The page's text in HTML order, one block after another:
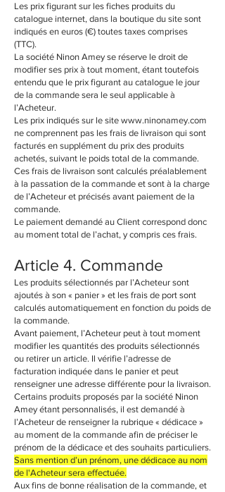
Les prix figurant sur les fiches produits du
catalogue internet, dans la boutique du site sont
indiqués en euros (€) toutes taxes comprises
(TTC).
La société Ninon Amey se réserve le droit de
modifier ses prix à tout moment, étant toutefois
entendu que le prix figurant au catalogue le jour
de la commande sera le seul applicable à
l’Acheteur.
Les prix indiqués sur le site www.ninonamey.com
ne comprennent pas les frais de livraison qui sont
facturés en supplément du prix des produits
achetés, suivant le poids total de la commande.
Ces frais de livraison sont calculés préalablement
à la passation de la commande et sont à la charge
de l’Acheteur et précisés avant paiement de la
commande.
Le paiement demandé au Client correspond donc
au moment total de l’achat, y compris ces frais.
Article 4. Commande
Les produits sélectionnés par l’Acheteur sont
ajoutés à son « panier » et les frais de port sont
calculés automatiquement en fonction du poids de
la commande.
Avant paiement, l’Acheteur peut à tout moment
modifier les quantités des produits sélectionnés
ou retirer un article. Il vérifie l’adresse de
facturation indiquée dans le panier et peut
renseigner une adresse différente pour la livraison.
Certains produits proposés par la société Ninon
Amey étant personnalisés, il est demandé à
l’Acheteur de renseigner la rubrique « dédicace »
au moment de la commande afin de préciser le
prénom de la dédicace et des souhaits particuliers.
Sans mention d’un prénom, une dédicace au nom
de l'Acheteur sera effectuée.
Aux fins de bonne réalisation de la commande, et